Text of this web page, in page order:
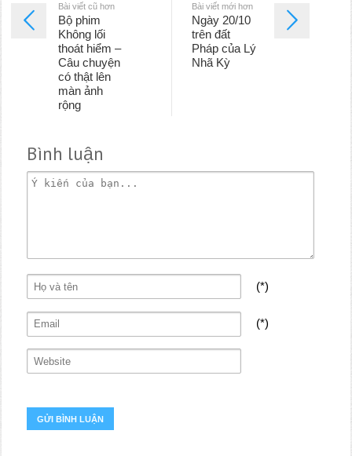
Bài viết cũ hơn
Bộ phim
Không lối
thoát hiểm –
Câu chuyện
có thật lên
màn ảnh
rộng
Bài viết mới hơn
Ngày 20/10
trên đất
Pháp của Lý
Nhã Kỳ
Bình luận
(*)
(*)